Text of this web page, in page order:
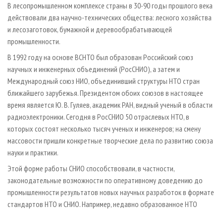
В лесопромышленном комплексе страны в 30-90 годы прошлого века
действовали два научно-технических общества: лесного хозяйства
и лесозаготовок, бумажной и деревообрабатывающей
промышленности.
В 1992 году на основе ВСНТО был образован Российский союз
научных и инженерных объединений (РосСНИО), а затем и
Международный союз НИО, объединивший структуры НТО стран
ближайшего зарубежья. Президентом обоих союзов в настоящее
время является Ю. В. Гуляев, академик РАН, видный ученый в области
радиоэлектроники. Сегодня в РосСНИО 50 отраслевых НТО, в
которых состоят несколько тысяч ученых и инженеров; на смену
массовости пришли конкретные творческие дела по развитию союза
науки и практики.
Этой форме работы СНИО способствовали, в частности,
законодательные возможности по оперативному доведению до
промышленности результатов новых научных разработок в формате
стандартов НТО и СНИО. Например, недавно образованное НТО